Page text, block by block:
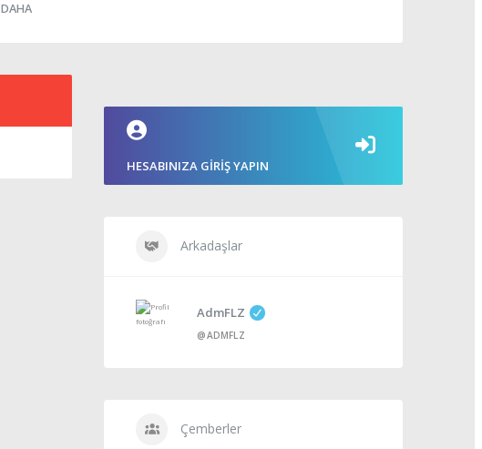
DAHA
HESABINIZA GIRIŞ YAPIN
Arkadaşlar
AdmFLZ
@ADMFLZ
Çemberler